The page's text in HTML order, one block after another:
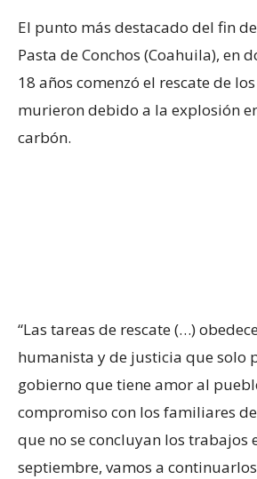
El punto más destacado del fin
Pasta de Conchos (Coahuila), en
18 años comenzó el rescate de
murieron debido a la explosión
carbón.
“Las tareas de rescate (…)
humanista y de justicia que solo
gobierno que tiene amor al
compromiso con los familiares
que no se concluyan los trabajos
septiembre, vamos a